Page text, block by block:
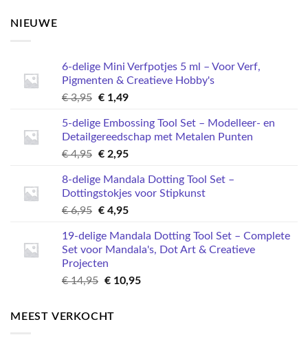
kan
de
productpagina
op
de
NIEUWE
6-delige Mini Verfpotjes 5 ml – Voor Verf,
Pigmenten & Creatieve Hobby's
€3,95 Oorspronkelijke
was:
€ 3,95.
€1,49Huidige
is:
€ 1,49.
5-delige Embossing Tool Set – Modelleer- en
Detailgereedschap met Metalen Punten
€4,95 Oorspronkelijke
was:
€ 4,95.
€2,95Huidige
is:
€ 2,95.
8-delige Mandala Dotting Tool Set –
Dottingstokjes voor Stipkunst
€6,95 Oorspronkelijke
was:
€ 6,95.
€4,95Huidige
is:
€ 4,95.
19-delige Mandala Dotting Tool Set – Complete
Set voor Mandala's, Dot Art & Creatieve
Projecten
€14,95 Oorspronkelijke
€ 14,95.
€10,95Huidige
MEEST VERKOCHT